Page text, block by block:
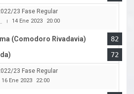
23 Fase Regular
| 14 Ene 2023 20:00
(Comodoro Rivadavia)
82
72
23 Fase Regular
16 Ene 2023 22:00